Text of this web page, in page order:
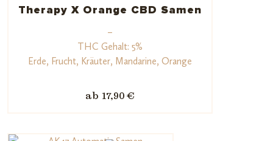
Therapy X Orange CBD Samen
–
THC Gehalt: 5%
Erde, Frucht, Kräuter, Mandarine, Orange
ab 17,90 €